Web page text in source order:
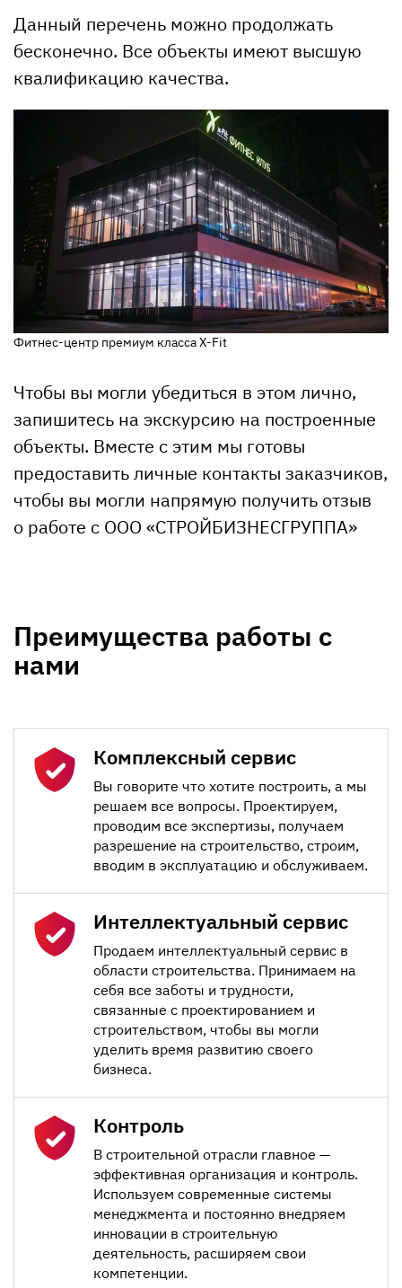
Данный перечень можно продолжать
бесконечно. Все объекты имеют высшую
квалификацию качества.
Фитнес-центр премиум класса X-Fit
Чтобы вы могли убедиться в этом лично,
запишитесь на экскурсию на построенные
объекты. Вместе с этим мы готовы
предоставить личные контакты заказчиков,
чтобы вы могли напрямую получить отзыв
о работе с ООО «СТРОЙБИЗНЕСГРУППА»
Преимущества работы с
нами
Комплексный сервис
Вы говорите что хотите построить, а мы
решаем все вопросы. Проектируем,
проводим все экспертизы, получаем
разрешение на строительство, строим,
вводим в эксплуатацию и обслуживаем.
Интеллектуальный сервис
Продаем интеллектуальный сервис в
области строительства. Принимаем на
себя все заботы и трудности,
связанные с проектированием и
строительством, чтобы вы могли
уделить время развитию своего
бизнеса.
Контроль
В строительной отрасли главное —
эффективная организация и контроль.
Используем современные системы
менеджмента и постоянно внедряем
инновации в строительную
деятельность, расширяем свои
компетенции.